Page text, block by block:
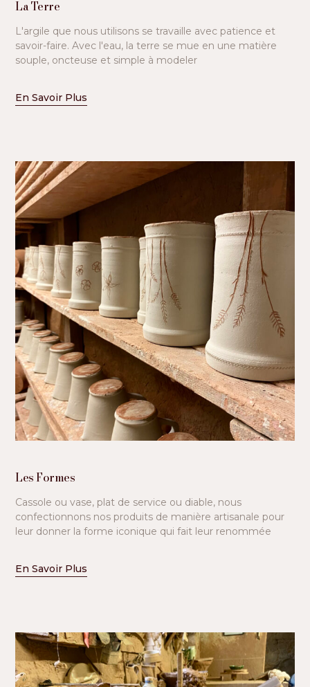
La Terre
L'argile que nous utilisons se travaille avec patience et
savoir-faire. Avec l'eau, la terre se mue en une matière
souple, oncteuse et simple à modeler
En Savoir Plus
Les Formes
Cassole ou vase, plat de service ou diable, nous
confectionnons nos produits de manière artisanale pour
leur donner la forme iconique qui fait leur renommée
En Savoir Plus